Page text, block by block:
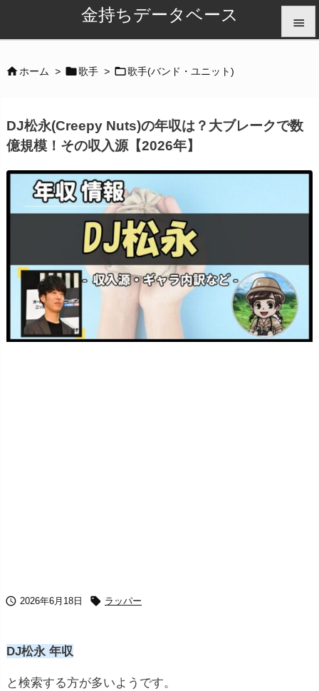
金持ちデータベース 


ホーム > 歌手 > 歌手(バンド・ユニット)
DJ松永(Creepy Nuts)の年収は？大ブレークで数
億規模！その収入源【2026年】
 2026年6月18日  ラッパー
DJ松永 年収
と検索する方が多いようです。